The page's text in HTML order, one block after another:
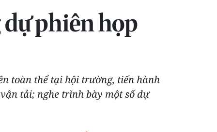
phiên họp
toàn thể tại hội trường, tiến hành
tải; nghe trình bày một số dự